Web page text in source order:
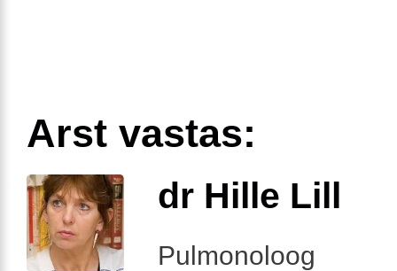
Arst vastas:
dr Hille Lill
Pulmonoloog